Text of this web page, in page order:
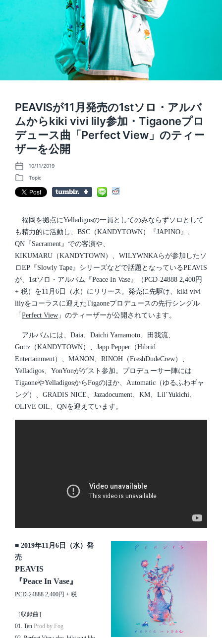
PEAVISが11月発売の1stソロ・アルバ
ムからkiki vivi lily参加・Tigaoneプロ
デュース曲「Perfect View」のティー
ザーを公開
P
o
t
d
10/11/2019
P
o
s
n
Topic
福岡を拠点にYelladigosの一員としてのみならずソロとして
も精力的に活動し、BSC（KANDYTOWN）『JAPINO』、
QN『Sacrament』での客演や、
KIKUMARU（KANDYTOWN）、WILYWNKAらが参加したソ
ロEP『Slowly Tape』シリーズなどで話題となっているPEAVIS
が、1stソロ・アルバム『Peace In Vase』（PCD-24888 2,400円
+ 税）を11月6日（水）にリリース。発売に先駆け、kiki vivi
lilyをコーラスに迎えたTigaoneプロデュースの先行シングル
「 Perfect View 」のティーザーが公開されています。
アルバムには、Daia、Daichi Yamamoto、田我流、
Gottz（KANDYTOWN）、Japp Pepper（Hibrid
Entertainment）、MANON、RINOH（FreshDudeCrew）、
Yelladigos、YonYonがゲスト参加。プロデューサー陣には
TigaoneやYelladigosからFogのほか、Automatic（ゆるふわギャ
ング）、GRADIS NICE、Jazadocument、KM、Lil’Yukichi、
OLIVE OIL、QNを迎えています。
■ 2019年11月6日（水）発
売
PEAVIS
『Peace In Vase』
PCD-24888 2,400円 + 税
［収録曲］
01. Ten Prod by Fog